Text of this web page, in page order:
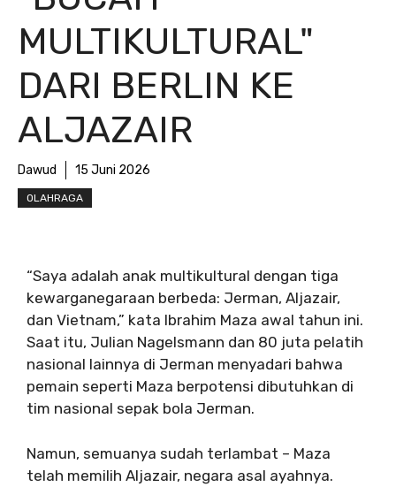
MULTIKULTURAL"
DARI BERLIN KE
ALJAZAIR
Dawud 15 Juni 2026
OLAHRAGA
“Saya adalah anak multikultural dengan tiga
kewarganegaraan berbeda: Jerman, Aljazair,
dan Vietnam,” kata Ibrahim Maza awal tahun ini.
Saat itu, Julian Nagelsmann dan 80 juta pelatih
nasional lainnya di Jerman menyadari bahwa
pemain seperti Maza berpotensi dibutuhkan di
tim nasional sepak bola Jerman.
Namun, semuanya sudah terlambat – Maza
telah memilih Aljazair, negara asal ayahnya.